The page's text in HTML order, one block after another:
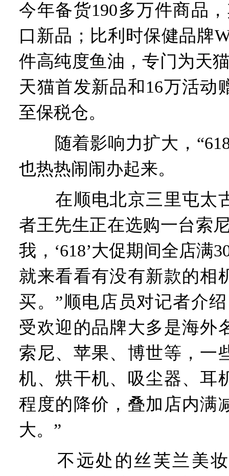
今年备货190多万件商品
口新品；比利时保健品牌
件高纯度鱼油，专门为天
天猫首发新品和16万活动
至保税仓。
随着影响力扩大，
也热热闹闹办起来。
在顺电北京三里屯太
者王先生正在选购一台索
我，‘618’大促期间全店满
就来看看有没有新款的相
买。”顺电店员对记者介
受欢迎的品牌大多是海外
索尼、苹果、博世等，一
机、烘干机、吸尘器、耳
程度的降价，叠加店内满
大。”
不远处的丝芙兰美妆